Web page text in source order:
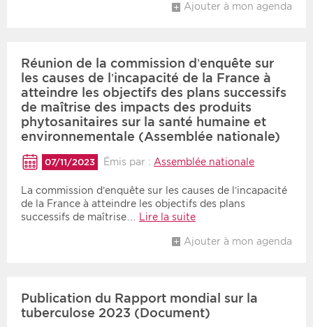
Ajouter à mon agenda
Réunion de la commission d’enquête sur
les causes de l’incapacité de la France à
atteindre les objectifs des plans successifs
de maîtrise des impacts des produits
phytosanitaires sur la santé humaine et
environnementale (Assemblée nationale)
07/11/2023 Émis par : Assemblée nationale
La commission d’enquête sur les causes de l’incapacité
de la France à atteindre les objectifs des plans
successifs de maîtrise… Lire la suite
Ajouter à mon agenda
Publication du Rapport mondial sur la
tuberculose 2023 (Document)